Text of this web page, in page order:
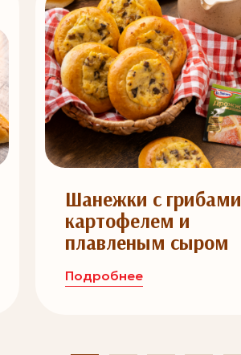
Шанежки с грибами
картофелем и
плавленым сыром
Подробнее